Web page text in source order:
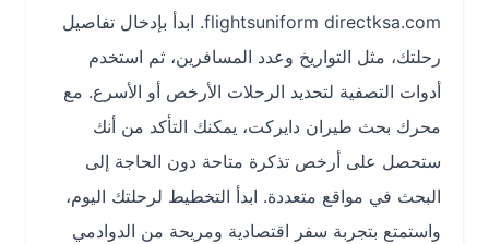
flightsuniform directksa.com. ابدأ بإدخال تفاصيل
رحلتك، مثل التواريخ وعدد المسافرين، ثم استخدم
أدوات التصفية لتحديد الرحلات الأرخص أو الأسرع. مع
محرك بحث طيران دايركت، يمكنك التأكد من أنك
ستحصل على أرخص تذكرة متاحة دون الحاجة إلى
البحث في مواقع متعددة. ابدأ التخطيط لرحلتك اليوم،
واستمتع بتجربة سفر اقتصادية ومريحة من الدوادمي